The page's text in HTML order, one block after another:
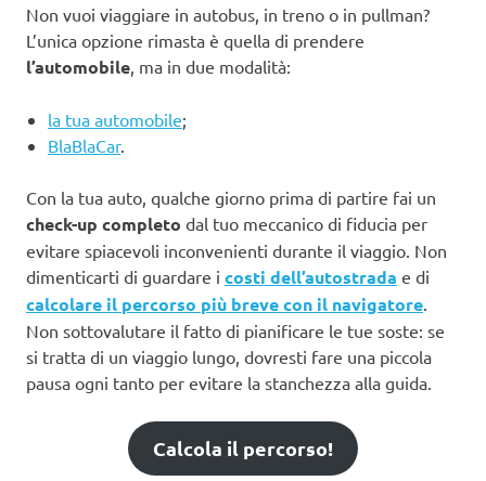
Non vuoi viaggiare in autobus, in treno o in pullman?
L’unica opzione rimasta è quella di prendere
l’automobile, ma in due modalità:
la tua automobile;
BlaBlaCar.
Con la tua auto, qualche giorno prima di partire fai un
check-up completo dal tuo meccanico di fiducia per
evitare spiacevoli inconvenienti durante il viaggio. Non
dimenticarti di guardare i costi dell’autostrada e di
calcolare il percorso più breve con il navigatore.
Non sottovalutare il fatto di pianificare le tue soste: se
si tratta di un viaggio lungo, dovresti fare una piccola
pausa ogni tanto per evitare la stanchezza alla guida.
Calcola il percorso!